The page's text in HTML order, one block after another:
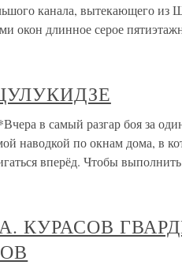
канала, вытекающего из
окон длинное серое
ЦУЛУКИДЗЕ
в самый разгар боя за
наводкой по окнам дома, в
вперёд. Чтобы
КУРАСОВ